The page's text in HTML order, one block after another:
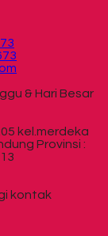
& Hari Besar
kel.merdeka
Provinsi :
kontak